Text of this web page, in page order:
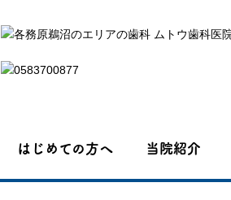
はじめての方へ 当院紹介